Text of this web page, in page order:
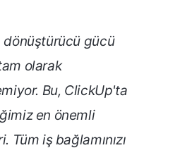
dönüştürücü gücü
olarak
Bu, ClickUp'ta
en önemli
Tüm iş bağlamınızı